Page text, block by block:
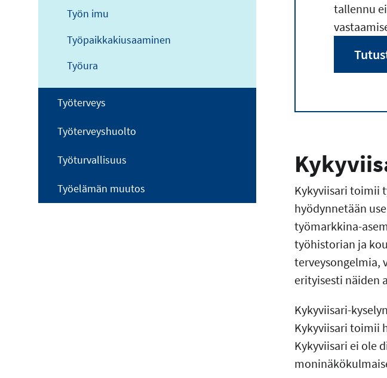
tallennu
Kykyviisari toimii
hyödynnetään
työmarkkina-
työhistorian ja
terveysongelmia,
erityisesti näiden
Kykyviisari-
Kykyviisari toimii
Kykyviisari ei ole
Työn imu
Työpaikkakiusaaminen
Työura
Työterveys
Työterveyshuolto
Työturvallisuus
Työelämän muutos